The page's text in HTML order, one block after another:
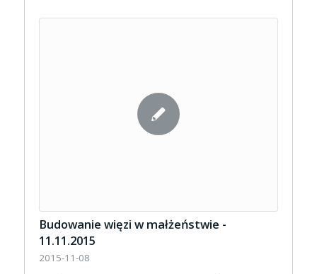
Budowanie więzi w małżeństwie -
11.11.2015
2015-11-08